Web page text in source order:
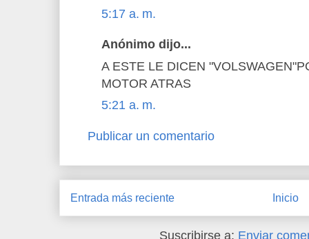
5:17 a. m.
Anónimo dijo...
A ESTE LE DICEN
MOTOR ATRAS
5:21 a. m.
Publicar un comentario
Entrada más reciente Inicio
Suscribirse a: Enviar